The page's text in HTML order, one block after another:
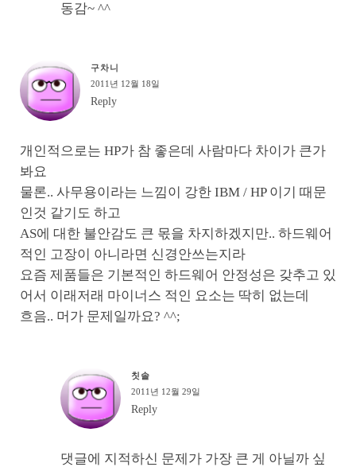
동감~ ^^
구차니
2011년 12월 18일
Reply
개인적으로는 HP가 참 좋은데 사람마다 차이가 큰가
봐요
물론.. 사무용이라는 느낌이 강한 IBM / HP 이기 때문
인것 같기도 하고
AS에 대한 불안감도 큰 몫을 차지하겠지만.. 하드웨어
적인 고장이 아니라면 신경안쓰는지라
요즘 제품들은 기본적인 하드웨어 안정성은 갖추고 있
어서 이래저래 마이너스 적인 요소는 딱히 없는데
흐음.. 머가 문제일까요? ^^;
칫솔
2011년 12월 29일
Reply
댓글에 지적하신 문제가 가장 큰 게 아닐까 싶